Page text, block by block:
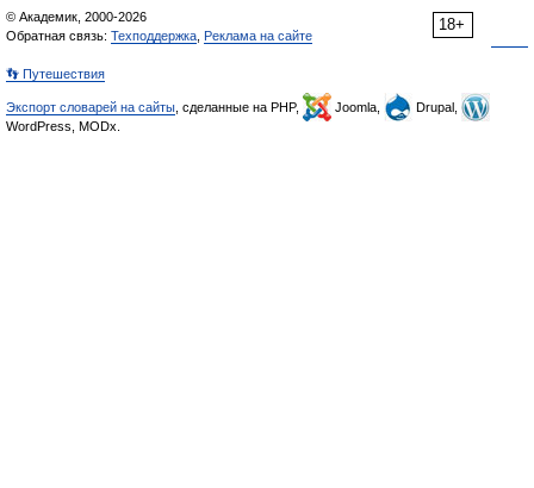
18+
© Академик, 2000-2026
Обратная связь: Техподдержка Реклама на сайте
👣 Путешествия
Экспорт словарей на сайты , сделанные на PHP, Joomla,
Drupal,
WordPress, MODx.